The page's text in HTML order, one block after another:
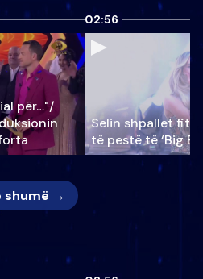
për…"/
02:56
Selin shpallet
të pestë të ‘Big
shumë →